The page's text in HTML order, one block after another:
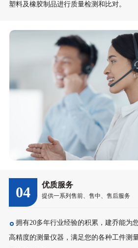
塑料及橡胶制品进行质量检测和比对。
04 优质服务
提供一系列售前、售中、售后服务
拥有20多年行业经验的积累，建乔能为
高精度的测量仪器，满足您的各种工件测